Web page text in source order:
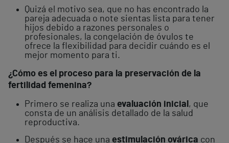
Quizá el motivo sea, que no has encontrado la
pareja adecuada o note sientas lista para tener
hijos debido a razones personales o
profesionales, la congelación de óvulos te
ofrece la flexibilidad para decidir cuándo es el
mejor momento para ti.
¿Cómo es el proceso para la preservación de la
fertilidad femenina?
Primero se realiza una evaluación inicial , que
consta de un análisis detallado de la salud
reproductiva.
Después se hace una estimulación ovárica con